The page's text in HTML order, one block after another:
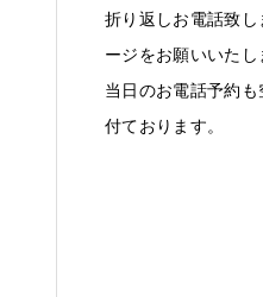
折り返しお電話致
ージをお願いいたし
当日のお電話予約
付ております。